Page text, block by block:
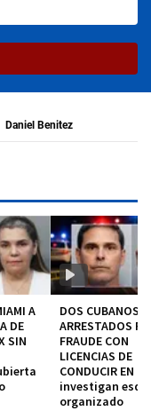
Daniel Benitez
A
DE
SIN
DOS CUBANOS
ARRESTADOS
FRAUDE CON
LICENCIAS DE
CONDUCIR EN
investigan
organizado